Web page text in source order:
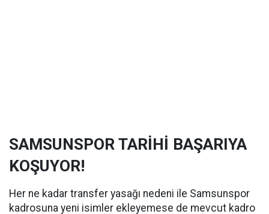
SAMSUNSPOR TARİHİ BAŞARIYA
KOŞUYOR!
Her ne kadar transfer yasağı nedeni ile Samsunspor
kadrosuna yeni isimler ekleyemese de mevcut kadro